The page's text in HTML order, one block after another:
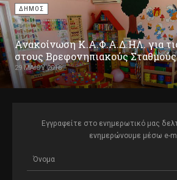
ΔΗΜΟΣ
Ανακοίνωση Κ.Α.Φ.Α.Δ.ΗΛ. για
στους Βρεφονηπιακούς Σταθμούς
29 ΜΑΪ́ΟΥ 2016
Εγγραφείτε στο ενημερωτικό μας
ενημερώνουμε μέσω e-